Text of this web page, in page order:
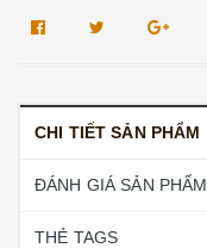
CHI TIẾT SẢN PHẨM
ĐÁNH GIÁ SẢN PHẨM
THẺ TAGS